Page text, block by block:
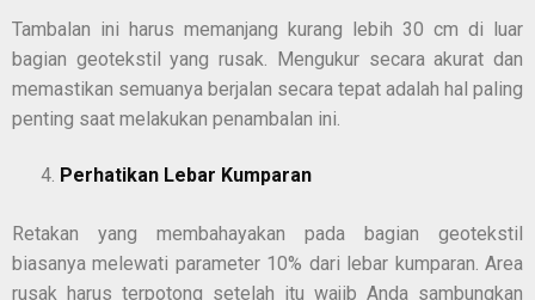
Tambalan ini harus memanjang kurang lebih 30 cm di luar
bagian geotekstil yang rusak. Mengukur secara akurat dan
memastikan semuanya berjalan secara tepat adalah hal paling
penting saat melakukan penambalan ini.
Perhatikan Lebar Kumparan
Retakan yang membahayakan pada bagian geotekstil
biasanya melewati parameter 10% dari lebar kumparan. Area
rusak harus terpotong setelah itu wajib Anda sambungkan